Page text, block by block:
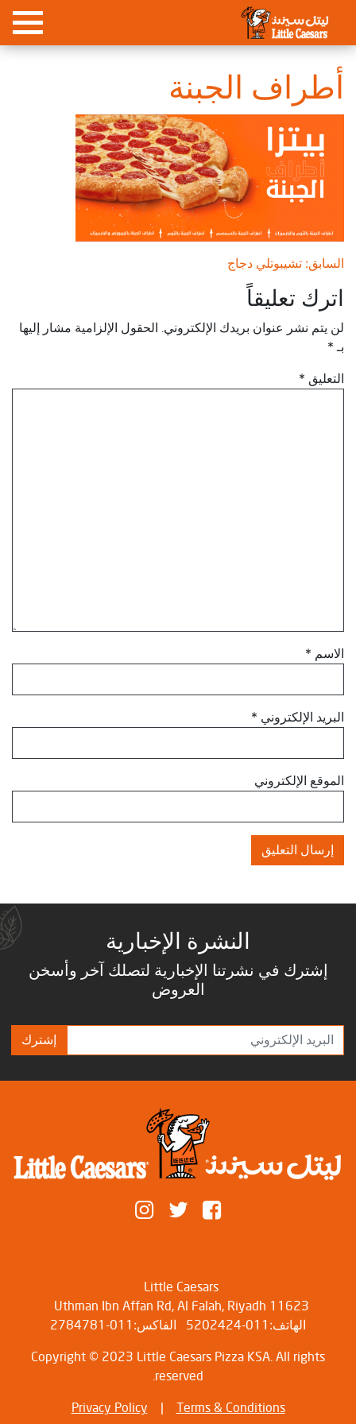
أطراف الجبنة
السابق: تشيبوتلي دجاج
اترك تعليقاً
لن يتم نشر عنوان بريدك الإلكتروني. الحقول الإلزامية مشار إليها
بـ *
التعليق *
الاسم *
البريد الإلكتروني *
الموقع الإلكتروني
النشرة الإخبارية
إشترك في نشرتنا الإخبارية لتصلك آخر وأسخن
العروض
إشترك
Little Caesars
Uthman Ibn Affan Rd, Al Falah, Riyadh 11623
الهاتف:011-5202424
الفاكس:011-2784781
Copyright © 2023 Little Caesars Pizza KSA. All rights
reserved.
Privacy Policy Terms & Conditions